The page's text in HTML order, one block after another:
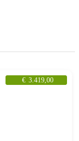
€ 3.419,00